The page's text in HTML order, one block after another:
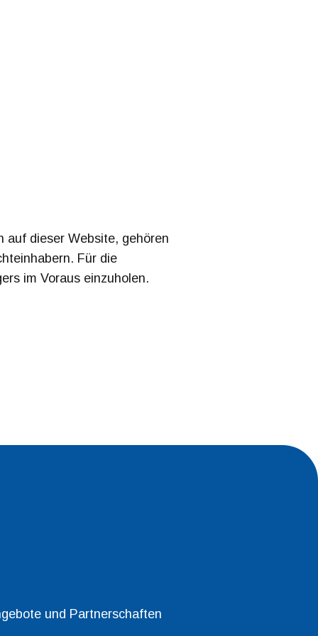
auf dieser Website, gehören
Für die
im Voraus einzuholen.
und Partnerschaften